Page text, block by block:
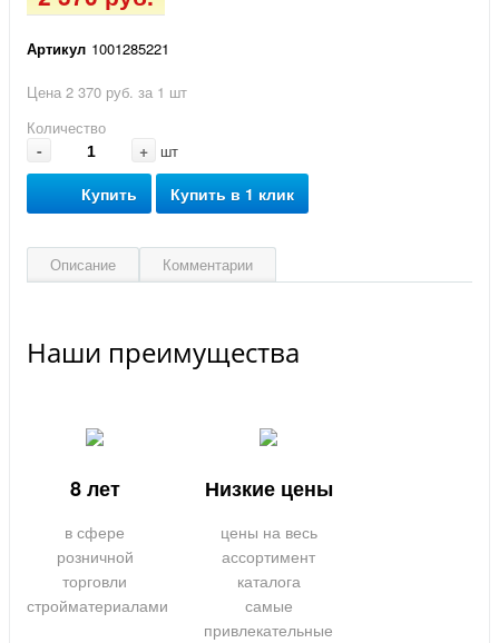
Артикул 1001285221
Цена 2 370 руб. за 1 шт
Количество
- + шт
Купить Купить в 1 клик
Описание Комментарии
Наши преимущества
8 лет
в сфере
розничной
торговли
стройматериалами
Низкие цены
цены на весь
ассортимент
каталога
самые
привлекательные